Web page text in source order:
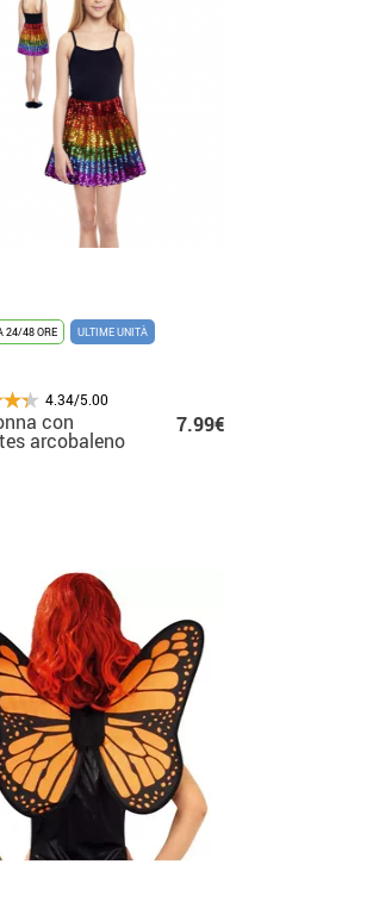
24/48 ORE ULTIME UNITÀ
4.34/5.00
con
arcobaleno
7.99€